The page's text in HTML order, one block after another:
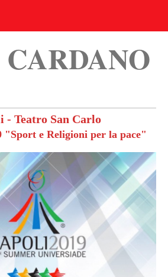
- Teatro San Carlo
"Sport e Religioni per la pace"